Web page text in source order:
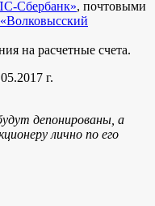
Сбербанк», почтовыми
на расчетные счета.
г.
депонированы, а
лично по его